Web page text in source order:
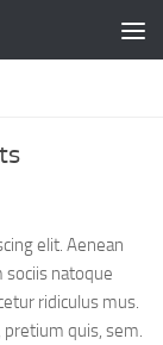
elit. Aenean
sociis natoque
ridiculus mus.
pretium quis, sem.